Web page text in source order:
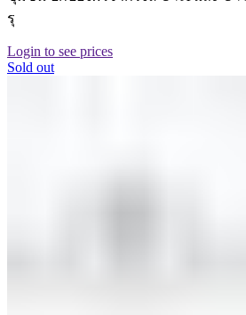
รุ
Login to see prices
Sold out